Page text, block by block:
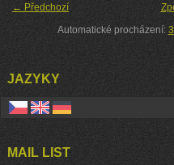
← Předchozí
Automatické procházení: 3
JAZYKY
MAIL LIST